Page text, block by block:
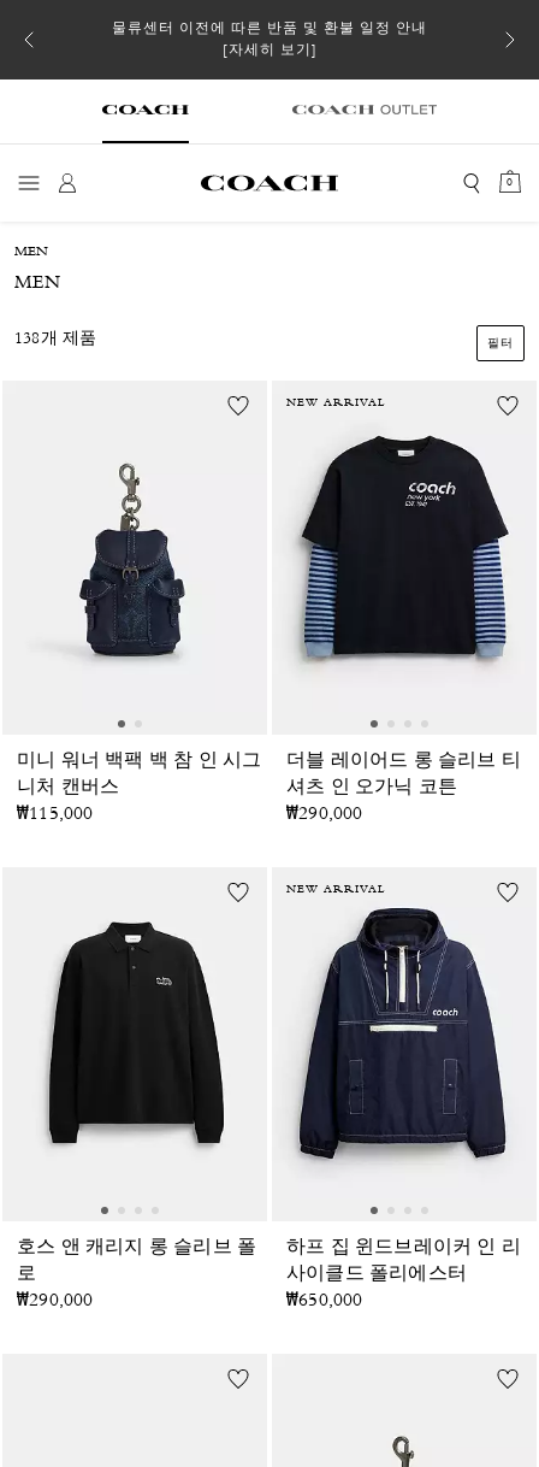
스트
물류센터 이전에 따른 반품 및 환불 일정 안내
[자세히 보기]
일부
0
MEN
MEN
138개 제품 필터
미니 워너 백팩 백 참 인 시그
니처 캔버스
₩115,000
NEW ARRIVAL
더블 레이어드 롱 슬리브 티
셔츠 인 오가닉 코튼
₩290,000
호스 앤 캐리지 롱 슬리브 폴
로
₩290,000
NEW ARRIVAL
하프 집 윈드브레이커 인 리
사이클드 폴리에스터
₩650,000